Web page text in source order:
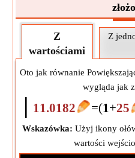
Z
wartościami
Z
Oto jak równanie
wygląda jak
11.0182 =(1+25
Wskazówka: Użyj ikony
wartości